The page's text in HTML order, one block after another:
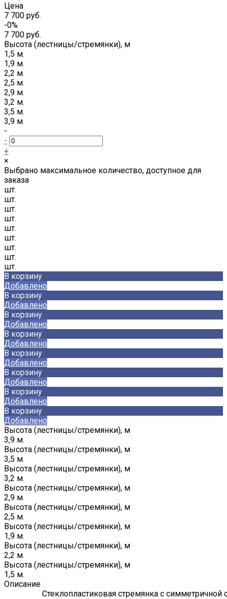
Цена
7 700 руб.
-0%
7 700 руб.
Высота (лестницы/стремянки), м
1,5 м.
1,9 м.
2,2 м.
2,5 м.
2,9 м.
3,2 м.
3,5 м.
3,9 м.
-
-
+
×
Выбрано максимальное количество, доступное для
заказа
шт.
шт.
шт.
шт.
шт.
шт.
шт.
шт.
шт.
В корзину
Добавлено
В корзину
Добавлено
В корзину
Добавлено
В корзину
Добавлено
В корзину
Добавлено
В корзину
Добавлено
В корзину
Добавлено
В корзину
Добавлено
Высота (лестницы/стремянки), м
3,9 м.
Высота (лестницы/стремянки), м
3,5 м.
Высота (лестницы/стремянки), м
3,2 м.
Высота (лестницы/стремянки), м
2,9 м.
Высота (лестницы/стремянки), м
2,5 м.
Высота (лестницы/стремянки), м
1,9 м.
Высота (лестницы/стремянки), м
2,2 м.
Высота (лестницы/стремянки), м
1,5 м.
Описание
Стеклопластиковая стремянка с симметричной